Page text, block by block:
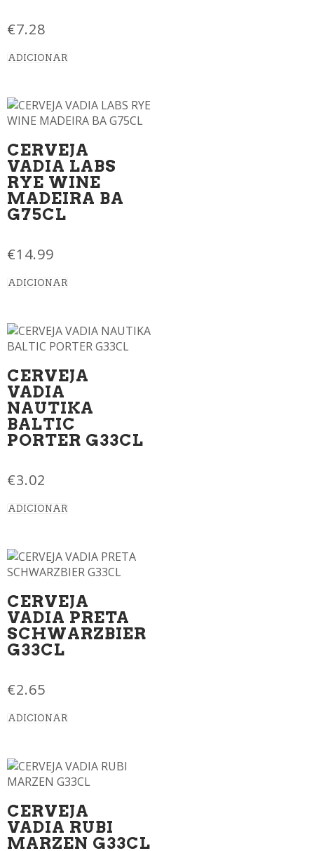
€7.28
ADICIONAR
CERVEJA
VADIA LABS
RYE WINE
MADEIRA BA
G75CL
€14.99
ADICIONAR
CERVEJA
VADIA
NAUTIKA
BALTIC
PORTER G33CL
€3.02
ADICIONAR
CERVEJA
VADIA PRETA
SCHWARZBIER
G33CL
€2.65
ADICIONAR
CERVEJA
VADIA RUBI
MARZEN G33CL